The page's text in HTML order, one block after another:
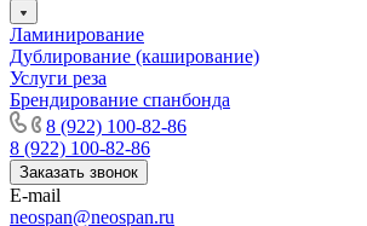
Ламинирование
Дублирование (каширование)
Услуги реза
Брендирование спанбонда
8 (922) 100-82-86
8 (922) 100-82-86
Заказать звонок
E-mail
neospan@neospan.ru